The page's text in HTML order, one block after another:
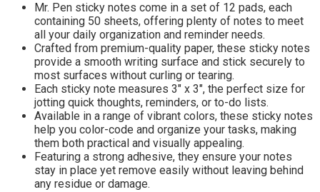
Mr. Pen sticky notes come in a set of 12 pads, each
containing 50 sheets, offering plenty of notes to meet
all your daily organization and reminder needs.
Crafted from premium-quality paper, these sticky notes
provide a smooth writing surface and stick securely to
most surfaces without curling or tearing.
Each sticky note measures 3" x 3", the perfect size for
jotting quick thoughts, reminders, or to-do lists.
Available in a range of vibrant colors, these sticky notes
help you color-code and organize your tasks, making
them both practical and visually appealing.
Featuring a strong adhesive, they ensure your notes
stay in place yet remove easily without leaving behind
any residue or damage.